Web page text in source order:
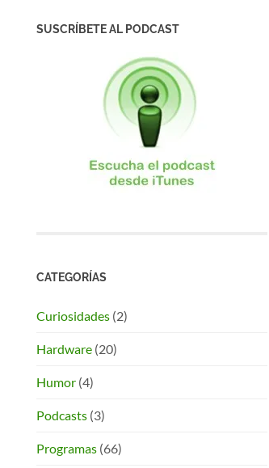
SUSCRÍBETE AL PODCAST
CATEGORÍAS
Curiosidades (2)
Hardware (20)
Humor (4)
Podcasts (3)
Programas (66)